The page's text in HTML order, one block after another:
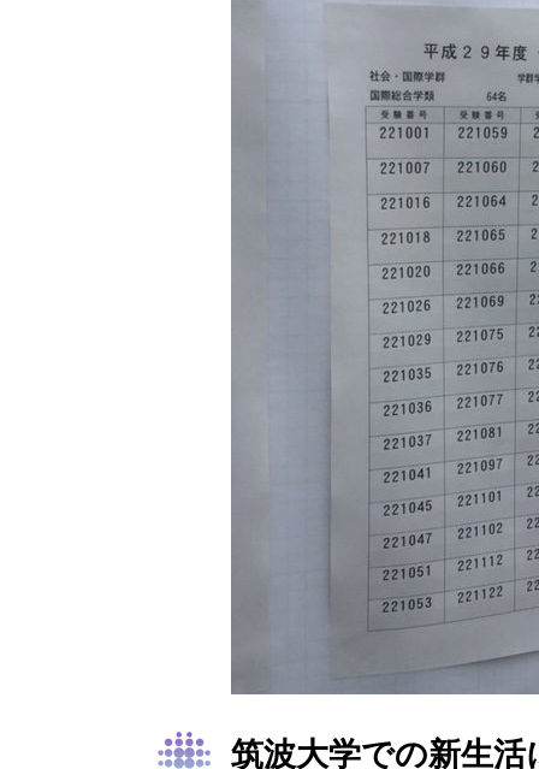
筑波大学での新生活